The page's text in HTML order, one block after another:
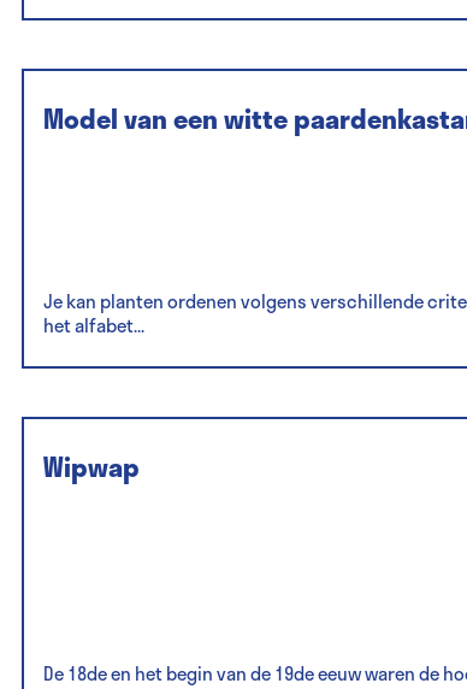
Model van een witte
Je kan planten ordenen volgens verschillende
het alfabet...
Wipwap
De 18de en het begin van de 19de eeuw waren de